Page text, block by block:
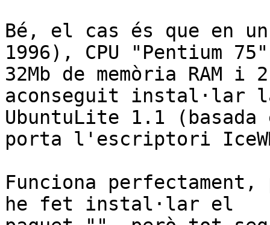
Bé, el cas és que en
1996), CPU "Pentium
32Mb de memòria RAM
aconseguit instal·lar
UbuntuLite 1.1
porta l'escriptori
Funciona
he fet instal·lar el